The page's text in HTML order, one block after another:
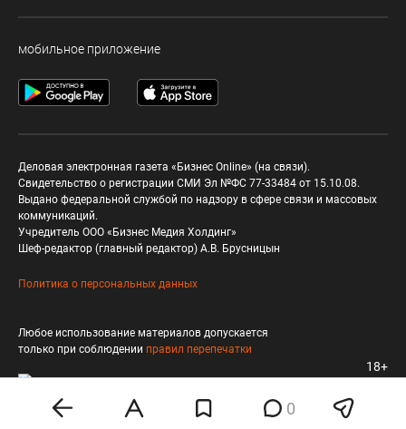
0
мобильное приложение
Деловая электронная газета «Бизнес Online» (на связи).
Свидетельство о регистрации СМИ Эл №ФС 77-33484 от 15.10.08.
Выдано федеральной службой по надзору в сфере связи и массовых
коммуникаций.
Учредитель ООО «Бизнес Медия Холдинг»
Шеф-редактор (главный редактор) А.В. Брусницын
Политика о персональных данных
Любое использование материалов допускается
только при соблюдении правил перепечатки
18+